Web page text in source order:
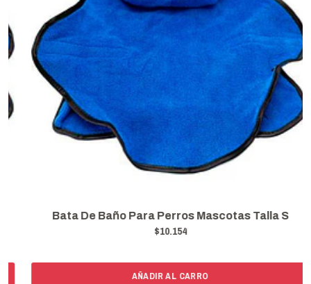
Bata De Baño Para Perros Mascotas Talla S
$10.154
AÑADIR AL CARRO